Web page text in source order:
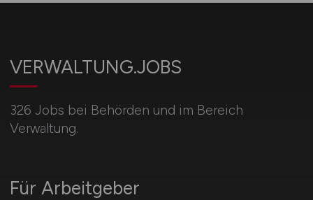
VERWALTUNG.JOBS
326 Jobs bei Behörden und im Bereich
Verwaltung.
Für Arbeitgeber